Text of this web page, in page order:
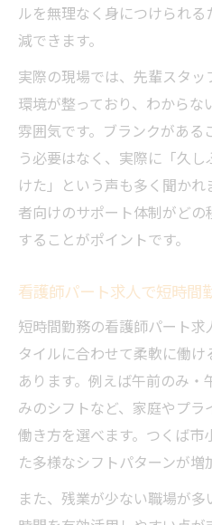
ルを無理なく身につけられ
減できます。
実際の現場では、先輩スタ
環境が整っており、わからな
雰囲気です。ブランクがある
う必要はなく、実際に「久
けた」という声も多く聞か
者向けのサポート体制がど
することがポイントです。
看護師パート求人で短時間
短時間勤務の看護師パート
タイルに合わせて柔軟に働
あります。例えば午前のみ
みのシフトなど、家庭やプ
働き方を選べます。つくば市
た多様なシフトパターンが増
また、残業が少ない職場が